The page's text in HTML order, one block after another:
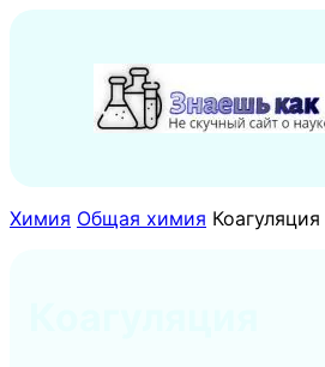
содержимому
Химия Общая химия Коагуляция